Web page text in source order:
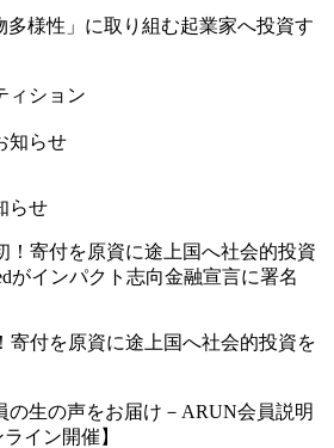
多様性」に取り組む起業家へ投資す
ィション
らせ
寄付を原資に途上国へ社会的投資を